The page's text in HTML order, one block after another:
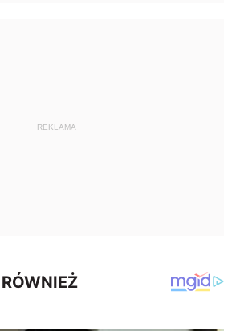
REKLAMA